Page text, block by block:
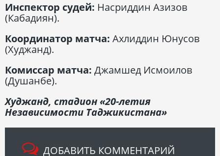
Инспектор судей: Насриддин Азизов
(Кабадиян).
Координатор матча: Ахлиддин Юнусов
(Худжанд).
Комиссар матча: Джамшед Исмоилов
(Душанбе).
Худжанд, стадион «20-летия
Независимости Таджикистана»
ДОБАВИТЬ КОММЕНТАРИЙ